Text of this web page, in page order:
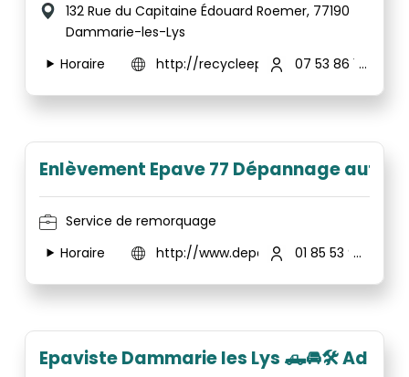
132 Rue du Capitaine Édouard Roemer, 77190
Dammarie-les-Lys
Horaire
http://recycleepave.fr/07 53 86 15 66
Enlèvement Epave 77 Dépannage auto
Service de remorquage
Horaire
http://www.depannage-voiture-
01 85 53 91 39
Epaviste Dammarie les Lys 🛻🚘🛠 Ad